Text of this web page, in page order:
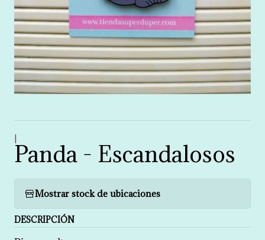
Panda - Escandalosos
Mostrar stock de ubicaciones
DESCRIPCIÓN